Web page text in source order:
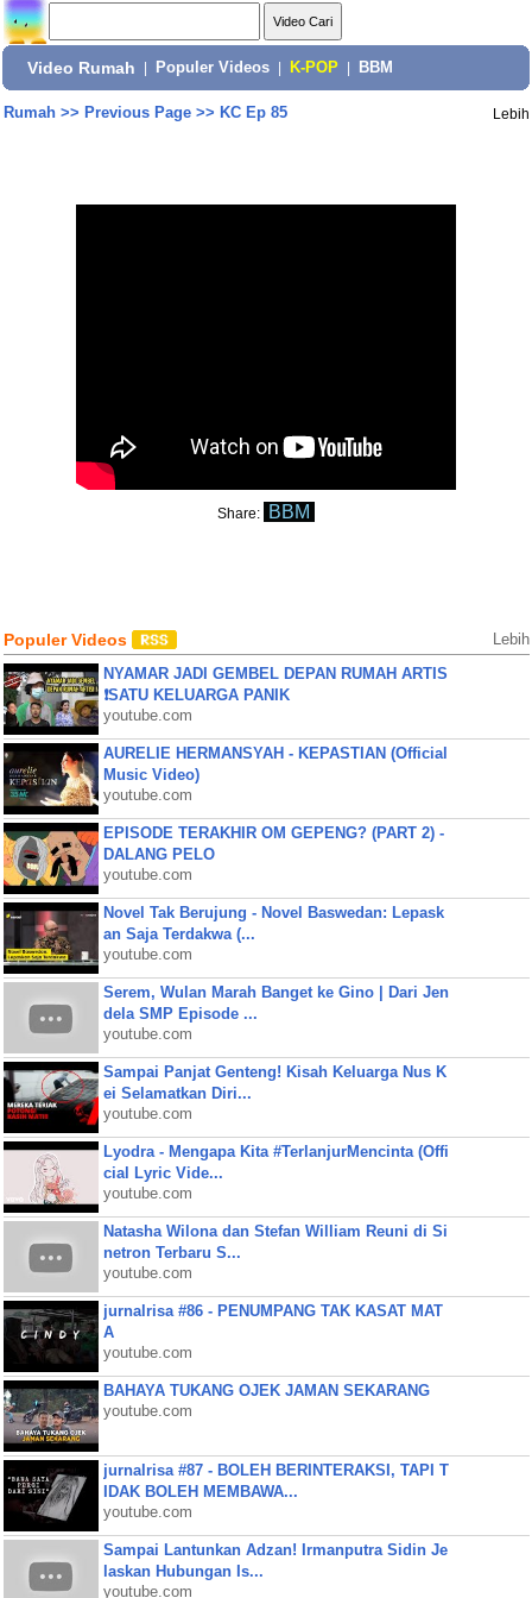
Video Rumah Populer Videos K-POP BBM
Rumah>> Previous Page>> KC Ep 85 Lebih
Share: BBM
Populer Videos Lebih
NYAMAR JADI GEMBEL DEPAN RUMAH ARTIS
❗SATU KELUARGA PANIK
youtube.com
AURELIE HERMANSYAH - KEPASTIAN (Official
Music Video)
youtube.com
EPISODE TERAKHIR OM GEPENG? (PART 2) -
DALANG PELO
youtube.com
Novel Tak Berujung - Novel Baswedan: Lepask
an Saja Terdakwa (...
youtube.com
Serem, Wulan Marah Banget ke Gino | Dari Jen
dela SMP Episode ...
youtube.com
Sampai Panjat Genteng! Kisah Keluarga Nus K
ei Selamatkan Diri...
youtube.com
Lyodra - Mengapa Kita #TerlanjurMencinta (Offi
cial Lyric Vide...
youtube.com
Natasha Wilona dan Stefan William Reuni di Si
netron Terbaru S...
youtube.com
jurnalrisa #86 - PENUMPANG TAK KASAT MAT
A
youtube.com
BAHAYA TUKANG OJEK JAMAN SEKARANG
youtube.com
jurnalrisa #87 - BOLEH BERINTERAKSI, TAPI T
IDAK BOLEH MEMBAWA...
youtube.com
Sampai Lantunkan Adzan! Irmanputra Sidin Je
laskan Hubungan Is...
youtube.com